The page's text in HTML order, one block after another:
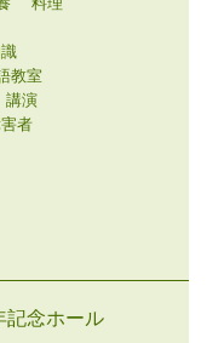
教室
講演
者
念ホール